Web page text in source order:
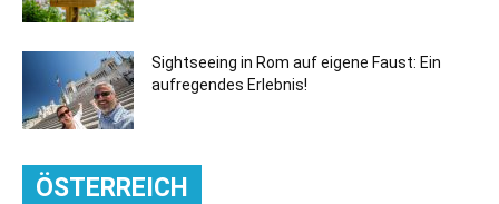
Sightseeing in Rom auf eigene Faust: Ein
aufregendes Erlebnis!
ÖSTERREICH